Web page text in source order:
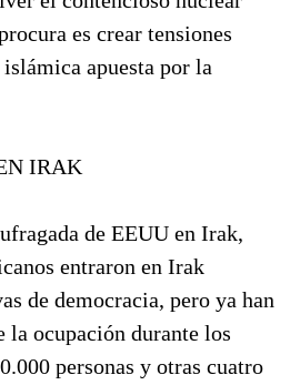
es crear tensiones
apuesta por la
IRAK
de EEUU en Irak,
entraron en Irak
de democracia, pero ya han
la ocupación durante los
personas y otras cuatro